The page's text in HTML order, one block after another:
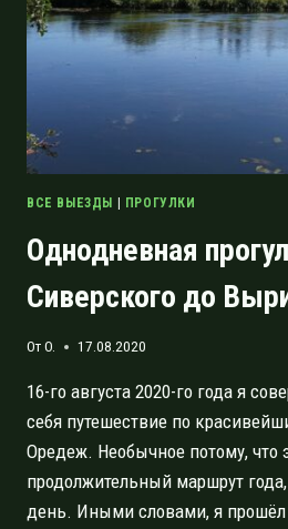
ВСЕ ВЫЕЗДЫ | ПРОГУЛКИ
Однодневная
Сиверского до
ОтO. 17.08.2020
16-го августа 2020-го года я
себя путешествие по
Оредеж. Необычное потому, что
продолжительный маршрут
день. Иными словами, я прошёл